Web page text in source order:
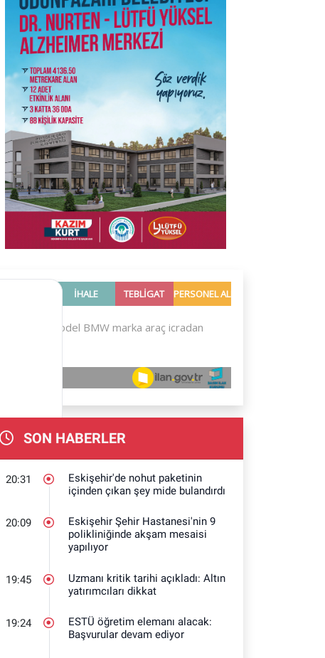
SON HABERLER
20:31
Eskişehir'de nohut paketinin
içinden çıkan şey mide bulandırdı
20:09
Eskişehir Şehir Hastanesi'nin 9
polikliniğinde akşam mesaisi
yapılıyor
19:45
Uzmanı kritik tarihi açıkladı: Altın
yatırımcıları dikkat
19:24
ESTÜ öğretim elemanı alacak:
Başvurular devam ediyor